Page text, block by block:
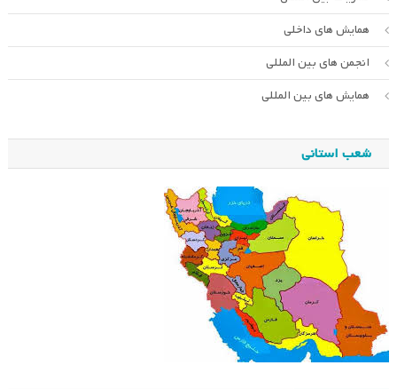
همایش های داخلی
انجمن های بین المللی
همایش های بین المللی
شعب استانی